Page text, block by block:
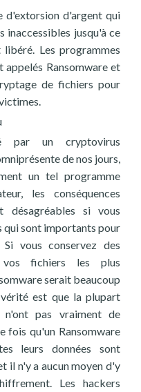
d'extorsion d'argent qui
inaccessibles jusqu'à ce
Les programmes
Ransomware et
de fichiers pour
par un cryptovirus
de nos jours,
un tel programme
les conséquences
désagréables si vous
qui sont importants pour
vous conservez des
vos fichiers les plus
serait beaucoup
est que la plupart
n'ont pas vraiment de
fois qu'un Ransomware
leurs données sont
il n'y a aucun moyen d'y
Les hackers